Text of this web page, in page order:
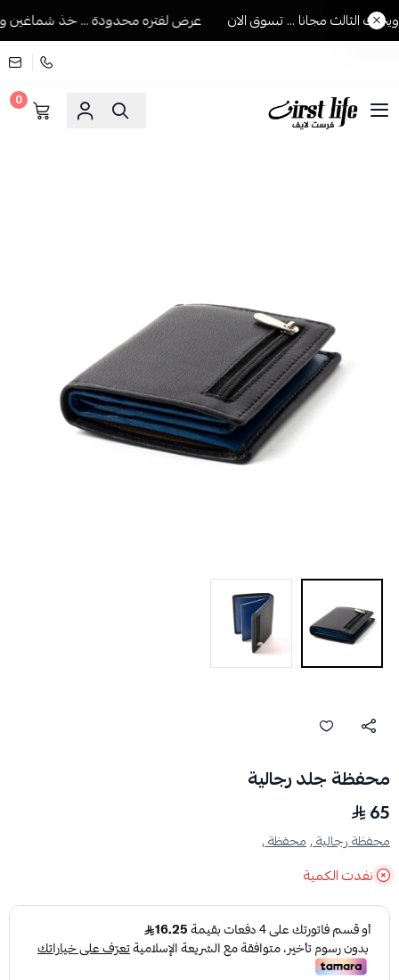
الثالث مجانا ... تسوق الان عرض لفتره محدودة ... خذ شماغين
فرست لايف للمستلزمات الرجالية
0
محفظة جلد رجالية
65
محفظة رجالية ,محفظة ,
نفدت الكمية